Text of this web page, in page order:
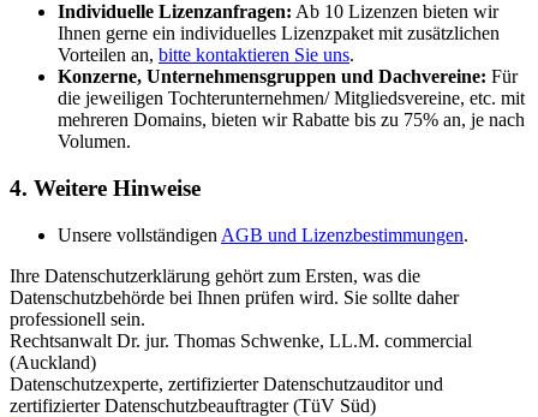
Individuelle Lizenzanfragen: Ab 10 Lizenzen bieten wir
Ihnen gerne ein individuelles Lizenzpaket mit zusätzlichen
Vorteilen an, bitte kontaktieren Sie uns.
Konzerne, Unternehmensgruppen und Dachvereine: Für
die jeweiligen Tochterunternehmen/ Mitgliedsvereine, etc. mit
mehreren Domains, bieten wir Rabatte bis zu 75% an, je nach
Volumen.
4. Weitere Hinweise
Unsere vollständigen AGB und Lizenzbestimmungen.
Ihre Datenschutzerklärung gehört zum Ersten, was die
Datenschutzbehörde bei Ihnen prüfen wird. Sie sollte daher
professionell sein.
Rechtsanwalt Dr. jur. Thomas Schwenke, LL.M. commercial
(Auckland)
Datenschutzexperte, zertifizierter Datenschutzauditor und
zertifizierter Datenschutzbeauftragter (TüV Süd)